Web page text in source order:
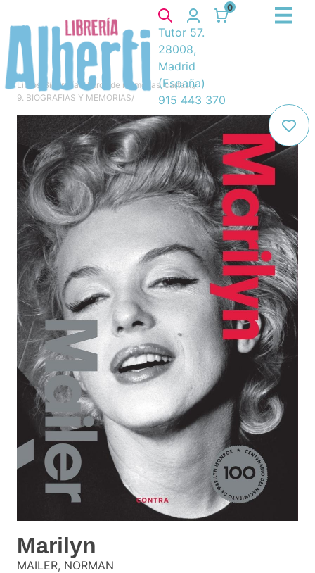
0
Tutor 57.
28008,
Madrid
(España)
915 443 370
Libros Biografías, libros de memorias, cartas../
9. BIOGRAFIAS Y MEMORIAS/
Marilyn
MAILER, NORMAN